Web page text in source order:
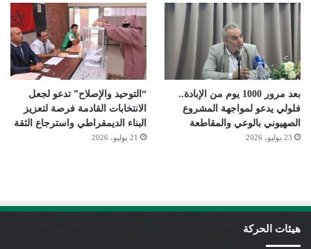
بعد مرور 1000 يوم من الإبادة..
فلولي يدعو لمواجهة المشروع
الصهيوني بالوعي والمقاطعة
23 يوليو، 2026
“التوحيد والإصلاح” تدعو لجعل
الانتخابات القادمة فرصة لتعزيز
البناء الديمقراطي واسترجاع الثقة
21 يوليو، 2026
هيئات الحركة